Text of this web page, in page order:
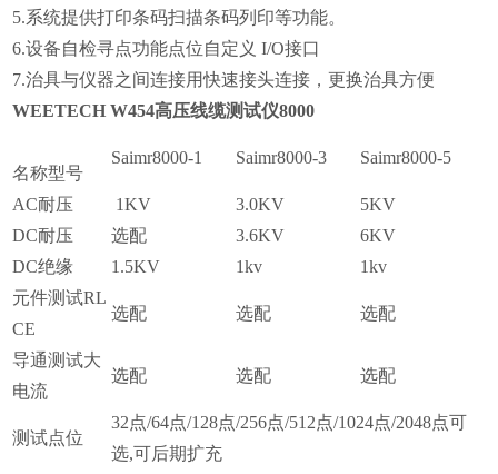
5.系统提供打印条码扫描条码列印等功能。
6.设备自检寻点功能点位自定义 I/O接口
7.治具与仪器之间连接用快速接头连接，更换治具方便
WEETECH W454高压线缆测试仪8000
名称型号
Saimr8000-1 Saimr8000-3 Saimr8000-5
AC耐压 1KV 3.0KV
5KV
DC耐压
选配 3.6KV
6KV
DC绝缘
1.5KV 1kv
1kv
元件测试RL
CE
选配 选配 选配
导通测试大
电流
选配 选配 选配
测试点位
32点/64点/128点/256点/512点/1024点/2048点可
选,可后期扩充